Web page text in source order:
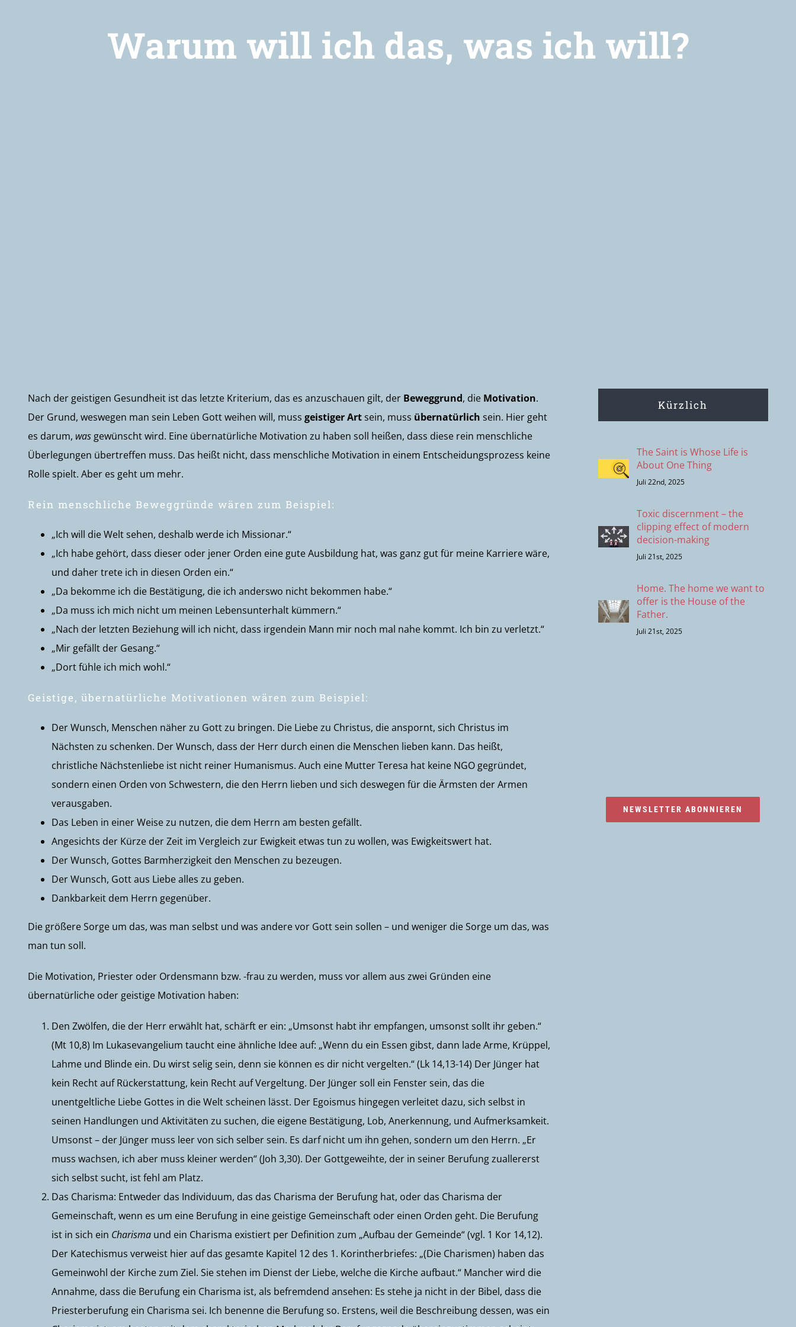
Warum will ich das, was ich will?
Nach der geistigen Gesundheit ist das letzte Kriterium, das es anzuschauen gilt, der Beweggrund, die Motivation.
Der Grund, weswegen man sein Leben Gott weihen will, muss geistiger Artsein, muss übernatürlich sein. Hier geht
es darum, was gewünscht wird. Eine übernatürliche Motivation zu haben soll heißen, dass diese rein menschliche
Überlegungen übertreffen muss. Das heißt nicht, dass menschliche Motivation in einem Entscheidungsprozess keine
Rolle spielt. Aber es geht um mehr.
Rein menschliche Beweggründe wären zum Beispiel:
„Ich will die Welt sehen, deshalb werde ich Missionar.“
„Ich habe gehört, dass dieser oder jener Orden eine gute Ausbildung hat, was ganz gut für meine Karriere wäre,
und daher trete ich in diesen Orden ein.“
„Da bekomme ich die Bestätigung, die ich anderswo nicht bekommen habe.“
„Da muss ich mich nicht um meinen Lebensunterhalt kümmern.“
„Nach der letzten Beziehung will ich nicht, dass irgendein Mann mir noch mal nahe kommt. Ich bin zu verletzt.“
„Mir gefällt der Gesang.“
„Dort fühle ich mich wohl.“
Geistige, übernatürliche Motivationen wären zum Beispiel:
Der Wunsch, Menschen näher zu Gott zu bringen. Die Liebe zu Christus, die anspornt, sich Christus im
Nächsten zu schenken. Der Wunsch, dass der Herr durch einen die Menschen lieben kann. Das heißt,
christliche Nächstenliebe ist nicht reiner Humanismus. Auch eine Mutter Teresa hat keine NGO gegründet,
sondern einen Orden von Schwestern, die den Herrn lieben und sich deswegen für die Ärmsten der Armen
verausgaben.
Das Leben in einer Weise zu nutzen, die dem Herrn am besten gefällt.
Angesichts der Kürze der Zeit im Vergleich zur Ewigkeit etwas tun zu wollen, was Ewigkeitswert hat.
Der Wunsch, Gottes Barmherzigkeit den Menschen zu bezeugen.
Der Wunsch, Gott aus Liebe alles zu geben.
Dankbarkeit dem Herrn gegenüber.
Die größere Sorge um das, was man selbst und was andere vor Gott sein sollen – und weniger die Sorge um das, was
man tun soll.
Die Motivation, Priester oder Ordensmann bzw. -frau zu werden, muss vor allem aus zwei Gründen eine
übernatürliche oder geistige Motivation haben:
Den Zwölfen, die der Herr erwählt hat, schärft er ein: „Umsonst habt ihr empfangen, umsonst sollt ihr geben.“
(Mt 10,8) Im Lukasevangelium taucht eine ähnliche Idee auf: „Wenn du ein Essen gibst, dann lade Arme, Krüppel,
Lahme und Blinde ein. Du wirst selig sein, denn sie können es dir nicht vergelten.“ (Lk 14,13-14) Der Jünger hat
kein Recht auf Rückerstattung, kein Recht auf Vergeltung. Der Jünger soll ein Fenster sein, das die
unentgeltliche Liebe Gottes in die Welt scheinen lässt. Der Egoismus hingegen verleitet dazu, sich selbst in
seinen Handlungen und Aktivitäten zu suchen, die eigene Bestätigung, Lob, Anerkennung, und Aufmerksamkeit.
Umsonst – der Jünger muss leer von sich selber sein. Es darf nicht um ihn gehen, sondern um den Herrn. „Er
muss wachsen, ich aber muss kleiner werden“ (Joh 3,30). Der Gottgeweihte, der in seiner Berufung zuallererst
sich selbst sucht, ist fehl am Platz.
Das Charisma: Entweder das Individuum, das das Charisma der Berufung hat, oder das Charisma der
Gemeinschaft, wenn es um eine Berufung in eine geistige Gemeinschaft oder einen Orden geht. Die Berufung
ist in sich ein Charisma und ein Charisma existiert per Definition zum „Aufbau der Gemeinde“ (vgl. 1 Kor 14,12).
Der Katechismus verweist hier auf das gesamte Kapitel 12 des 1. Korintherbriefes: „(Die Charismen) haben das
Gemeinwohl der Kirche zum Ziel. Sie stehen im Dienst der Liebe, welche die Kirche aufbaut.“ Mancher wird die
Annahme, dass die Berufung ein Charisma ist, als befremdend ansehen: Es stehe ja nicht in der Bibel, dass die
Priesterberufung ein Charisma sei. Ich benenne die Berufung so. Erstens, weil die Beschreibung dessen, was ein
Kürzlich
The Saint is Whose Life is
About One Thing
Juli 22nd, 2025
Toxic discernment – the
clipping effect of modern
decision-making
Juli 21st, 2025
Home. The home we want to
offer is the House of the
Father.
Juli 21st, 2025
NEWSLETTER ABONNIEREN